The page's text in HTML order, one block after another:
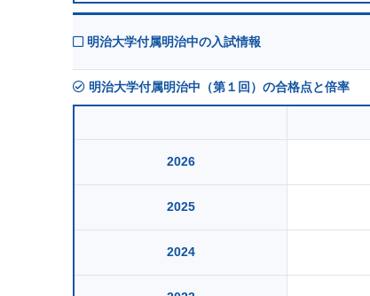
明治大学付属明治中の入試情報
明治大学付属明治中（第１回）の合格点と倍率
2026
2025
2024